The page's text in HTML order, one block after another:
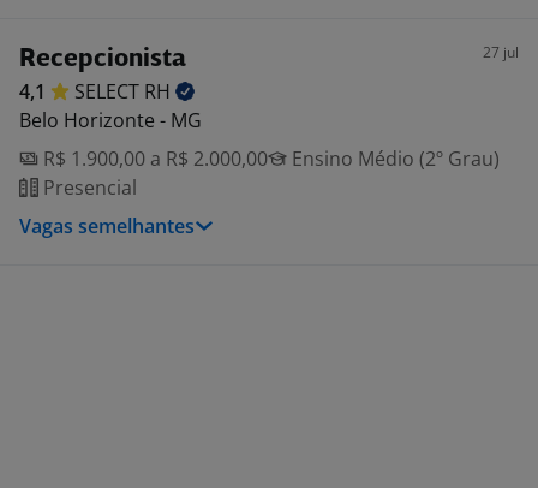
Recepcionista 27 jul
4,1 SELECT RH
Belo Horizonte - MG
R$ 1.900,00 a R$ 2.000,00
Ensino Médio (2º Grau)
Presencial
Vagas semelhantes